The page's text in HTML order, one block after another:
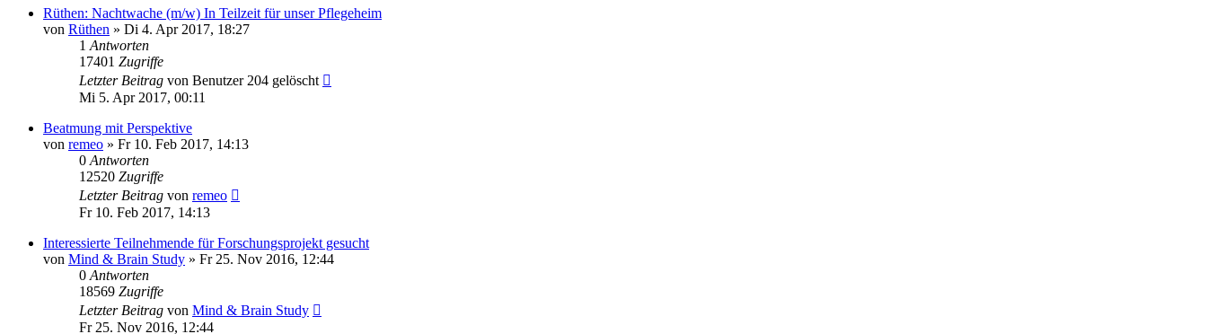
Rüthen: Nachtwache (m/w) In Teilzeit für unser Pflegeheim
von Rüthen » Di 4. Apr 2017, 18:27
1 Antworten
17401 Zugriffe
Letzter Beitrag von Benutzer 204 gelöscht
Mi 5. Apr 2017, 00:11
Beatmung mit Perspektive
von remeo » Fr 10. Feb 2017, 14:13
0 Antworten
12520 Zugriffe
Letzter Beitrag von remeo
Fr 10. Feb 2017, 14:13
Interessierte Teilnehmende für Forschungsprojekt gesucht
von Mind & Brain Study » Fr 25. Nov 2016, 12:44
0 Antworten
18569 Zugriffe
Letzter Beitrag von Mind & Brain Study
Fr 25. Nov 2016, 12:44